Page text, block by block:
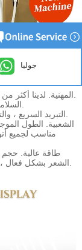
مناسب لجميع
جوليا